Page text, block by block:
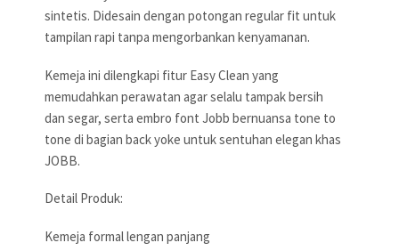
sintetis. Didesain dengan potongan regular fit untuk
tampilan rapi tanpa mengorbankan kenyamanan.
Kemeja ini dilengkapi fitur Easy Clean yang
memudahkan perawatan agar selalu tampak bersih
dan segar, serta embro font Jobb bernuansa tone to
tone di bagian back yoke untuk sentuhan elegan khas
JOBB.
Detail Produk:
Kemeja formal lengan panjang